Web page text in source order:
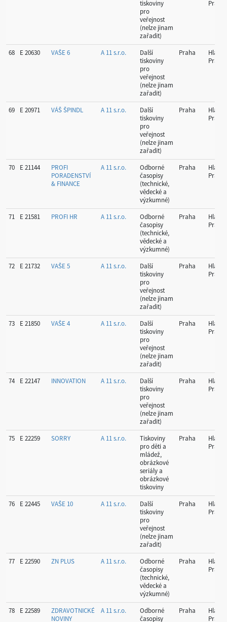
tiskoviny
pro
veřejnost
(nelze jinam
zařadit)
Praha
68 E 20630 VAŠE 6 A 11 s.r.o.
Další
tiskoviny
pro
veřejnost
(nelze jinam
zařadit)
Praha
Praha
69 E 20971 VÁŠ ŠPINDL A 11 s.r.o.
Další
tiskoviny
pro
veřejnost
(nelze jinam
zařadit)
Praha
Praha
70 E 21144
PROFI
PORADENSTVÍ
& FINANCE
A 11 s.r.o.
Odborné
časopisy
(technické,
vědecké a
výzkumné)
Praha
Praha
71 E 21581 PROFI HR A 11 s.r.o.
Odborné
časopisy
(technické,
vědecké a
výzkumné)
Praha
Praha
72 E 21732 VAŠE 5 A 11 s.r.o.
Další
tiskoviny
pro
veřejnost
(nelze jinam
zařadit)
Praha
Praha
73 E 21850 VAŠE 4 A 11 s.r.o.
Další
tiskoviny
pro
veřejnost
(nelze jinam
zařadit)
Praha
Praha
74 E 22147 INNOVATION A 11 s.r.o.
Další
tiskoviny
pro
veřejnost
(nelze jinam
zařadit)
Praha
Praha
75 E 22259 SORRY A 11 s.r.o.
Tiskoviny
pro děti a
mládež,
obrázkové
seriály a
obrázkové
tiskoviny
Praha
Praha
76 E 22445 VAŠE 10 A 11 s.r.o.
Další
tiskoviny
pro
veřejnost
(nelze jinam
zařadit)
Praha
Praha
77 E 22590 ZN PLUS A 11 s.r.o.
Odborné
časopisy
(technické,
vědecké a
výzkumné)
Praha
Praha
78 E 22589
ZDRAVOTNICKÉ
NOVINY
A 11 s.r.o.
Odborné
časopisy
Praha
Praha